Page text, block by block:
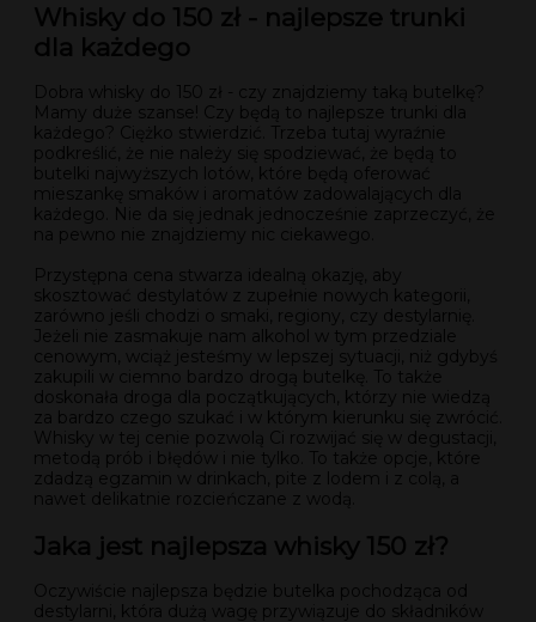
Whisky do 150 zł - najlepsze trunki
dla każdego
Dobra whisky do 150 zł - czy znajdziemy taką butelkę?
Mamy duże szanse! Czy będą to najlepsze trunki dla
każdego? Ciężko stwierdzić. Trzeba tutaj wyraźnie
podkreślić, że nie należy się spodziewać, że będą to
butelki najwyższych lotów, które będą oferować
mieszankę smaków i aromatów zadowalających dla
każdego. Nie da się jednak jednocześnie zaprzeczyć, że
na pewno nie znajdziemy nic ciekawego.
Przystępna cena stwarza idealną okazję, aby
skosztować destylatów z zupełnie nowych kategorii,
zarówno jeśli chodzi o smaki, regiony, czy destylarnię.
Jeżeli nie zasmakuje nam alkohol w tym przedziale
cenowym, wciąż jesteśmy w lepszej sytuacji, niż gdybyś
zakupili w ciemno bardzo drogą butelkę. To także
doskonała droga dla początkujących, którzy nie wiedzą
za bardzo czego szukać i w którym kierunku się zwrócić.
Whisky w tej cenie pozwolą Ci rozwijać się w degustacji,
metodą prób i błędów i nie tylko. To także opcje, które
zdadzą egzamin w drinkach, pite z lodem i z colą, a
nawet delikatnie rozcieńczane z wodą.
Jaka jest najlepsza whisky 150 zł?
Oczywiście najlepsza będzie butelka pochodząca od
destylarni, która dużą wagę przywiązuje do składników